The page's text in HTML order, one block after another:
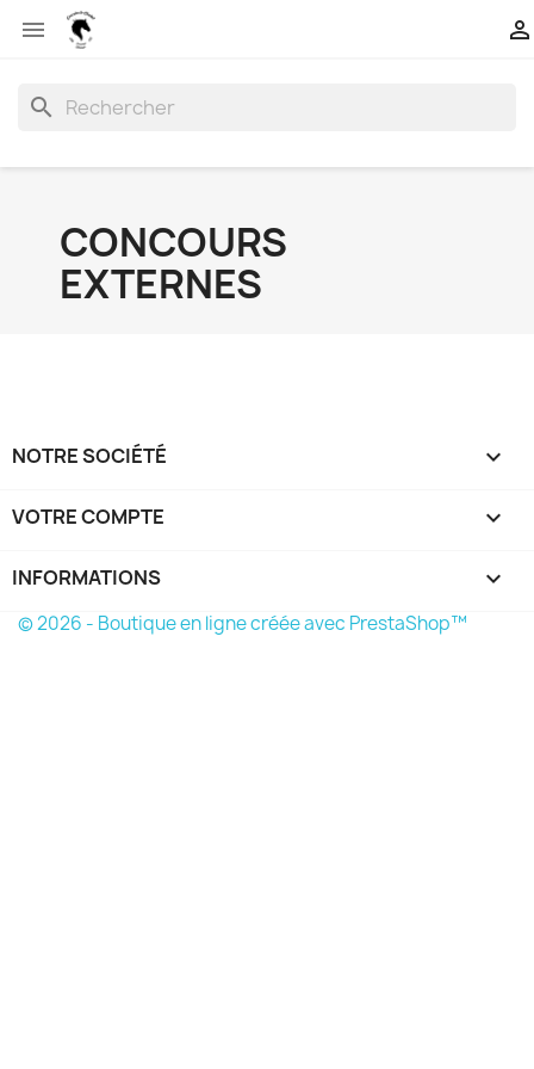
 
search
CONCOURS
EXTERNES
NOTRE SOCIÉTÉ 
VOTRE COMPTE 
INFORMATIONS keyboard_arrow_down
© 2026 - Boutique en ligne créée avec PrestaShop™